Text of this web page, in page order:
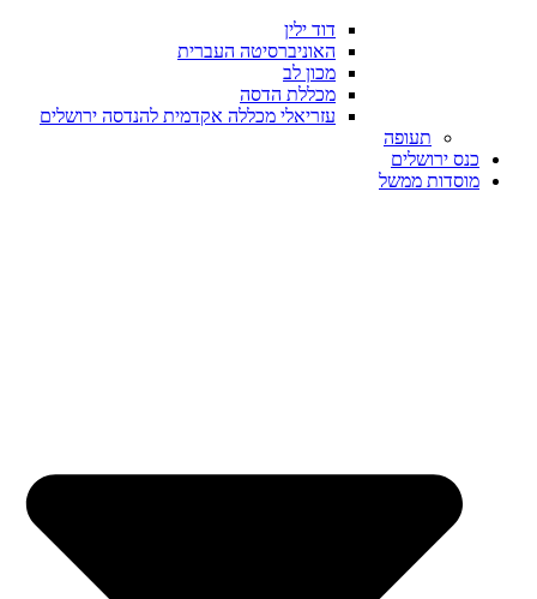
דוד ילין
האוניברסיטה העברית
מכון לב
מכללת הדסה
עזריאלי מכללה אקדמית להנדסה ירושלים
תעופה
כנס ירושלים
מוסדות ממשל